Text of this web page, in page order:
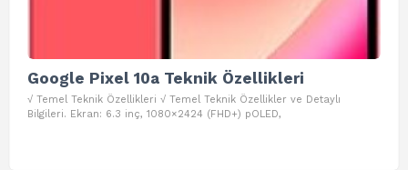
Google Pixel 10a Teknik Özellikleri
√ Temel Teknik Özellikleri √ Temel Teknik Özellikler ve Detaylı
Bilgileri. Ekran: 6.3 inç, 1080×2424 (FHD+) pOLED,